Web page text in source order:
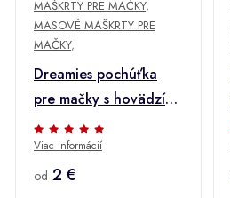
MAŠKRTY PRE MAČKY,
MÄSOVÉ MAŠKRTY PRE
MAČKY,
Dreamies pochúťka
pre mačky s hovädzím
mäsom 60g +
Množstevná zľava
Viac informácií
od 2 €